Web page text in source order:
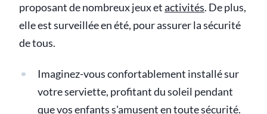
proposant de nombreux jeux etactivités. De plus,
elle est surveillée en été, pour assurer la sécurité
de tous.
Imaginez-vous confortablement installé sur
votre serviette, profitant du soleil pendant
que vos enfants s'amusent en toute sécurité.